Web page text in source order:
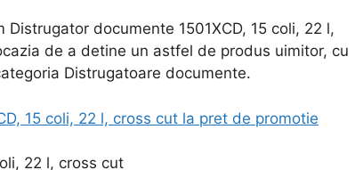
documente 1501XCD, 15 coli, 22 l,
de a detine un astfel de produs uimitor, cu
Distrugatoare documente.
15 coli, 22 l, cross cut la pret de promotie